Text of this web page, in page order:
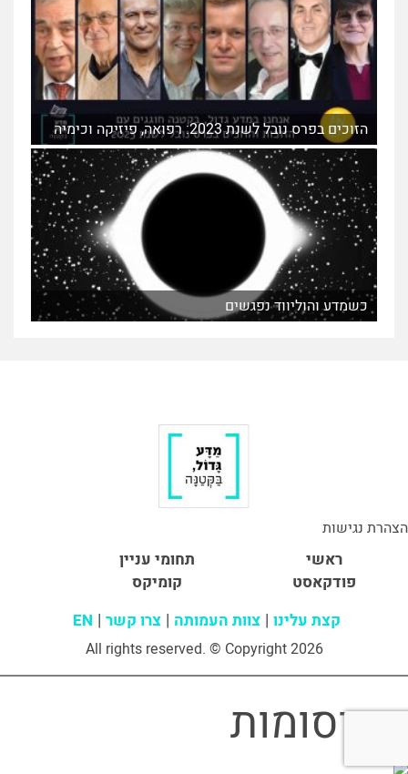
הזוכים בפרס נובל לשנת 2023: רפואה, פיזיקה וכימיה
כשמדע והוליווד נפגשים
הצהרת נגישות
ראשי
תחומי עניין
פודקאסט
קומיקס
קצת עלינו צוות העמותה צרו קשר EN
All rights reserved. © Copyright 2026
פרסומות